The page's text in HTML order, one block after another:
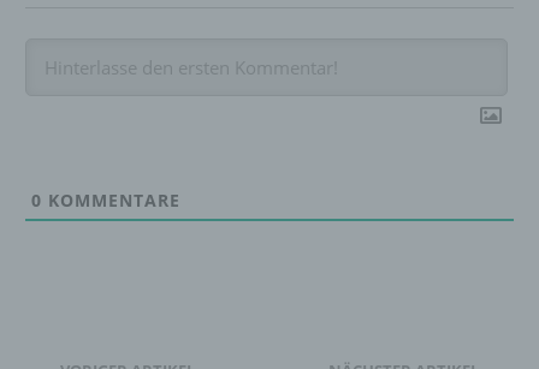
0 KOMMENTARE
Grundverordnung, sonstiger in den Mitgliedstaaten
der Europäischen Union geltenden